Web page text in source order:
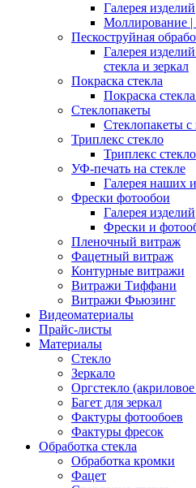
Галерея изделий
Моллирование |
Пескоструйная
Галерея
стекла и зеркал
Покраска стекла
Покраска
Стеклопакеты
Стеклопакеты с
Триплекс стекло
Триплекс
УФ-печать на стекле
Галерея наших
Фрески фотообои
Галерея изделий
Фрески и
Пленочный витраж
Фацетный витраж
Контурные витражи
Витражи Тиффани
Витражи Фьюзинг
Видеоматериалы
Прайс-листы
Материалы
Стекло
Зеркало
Оргстекло (акриловое
Багет для зеркал
Фактуры фотообоев
Фактуры фресок
Обработка стекла
Обработка кромки
Фацет